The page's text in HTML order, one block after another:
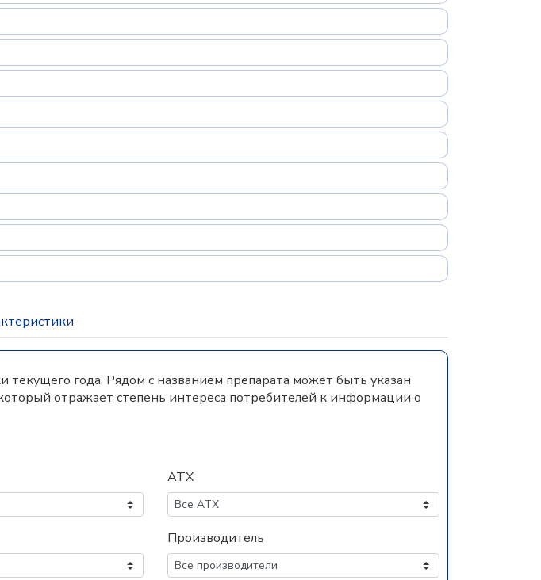
года. Рядом с названием препарата может быть указан
отражает степень интереса потребителей к информации о
АТХ
Производитель